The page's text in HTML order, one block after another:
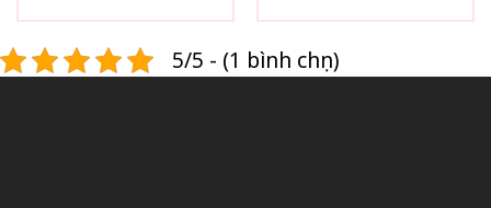
5/5 - (1 bình chọn)